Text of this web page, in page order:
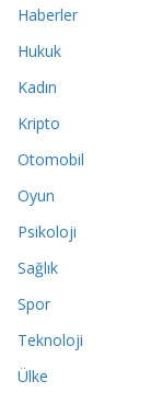
Haberler
Hukuk
Kadın
Kripto
Otomobil
Oyun
Psikoloji
Sağlık
Spor
Teknoloji
Ülke